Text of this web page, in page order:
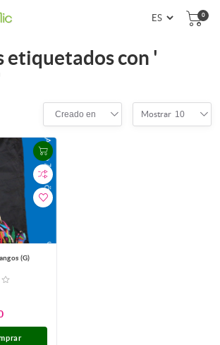
0
etiquetados con '
Creado en Mostrar 10
(G)